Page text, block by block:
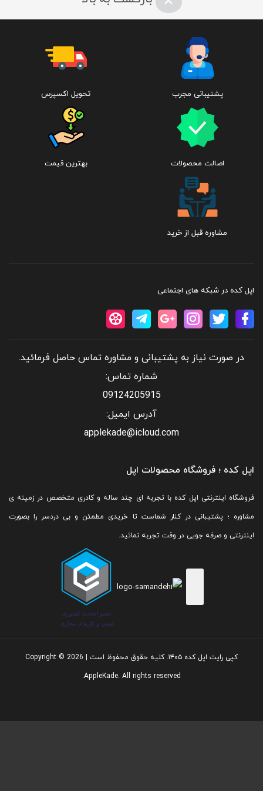
کنند و یا پس زمینه سوژه را حذف و یا سیاه کنند!
اندازه :‌
۶٫۱۴ ounces (174 grams)
Super Retina HD display
True Tone display
Wide color display (P3)
۳D Touch
۶۲۵ nits max brightness
مقاومت در برابر آب – گرد و غب
IEC standard 60529
پشتیبانی مجرب تحویل اکسپرس
اصالت محصولات بهترین قیمت
مشاوره قبل از خرید
اپل کده در شبکه های اجتماعی
در صورت نیاز به پشتیبانی و مشاوره تماس حاصل فرمائید.
شماره تماس:
09124205915
آدرس ایمیل:
applekade@icloud.com
اپل کده ؛ فروشگاه محصولات اپل
فروشگاه اینترنتی اپل کده با تجربه ای چند ساله و کادری متخصص در زمینه ی
مشاوره ؛ پشتیبانی در کنار شماست تا خریدی مطمئن و بی دردسر را بصورت
اینترنتی و صرفه جویی در وقت تجربه نمائید.
کپی رایت اپل کده ۱۴۰۵. کلیه حقوق محفوظ است | Copyright © 2026
AppleKade. All rights reserved.